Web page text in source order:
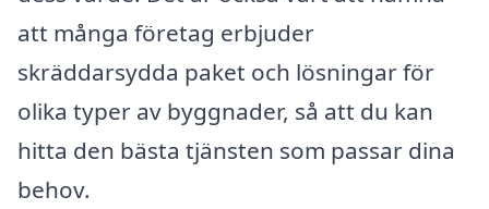
att många företag erbjuder
skräddarsydda paket och lösningar för
olika typer av byggnader, så att du kan
hitta den bästa tjänsten som passar dina
behov.